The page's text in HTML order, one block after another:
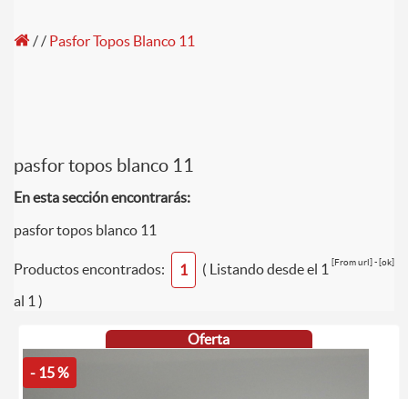
// Pasfor Topos Blanco 11
pasfor topos blanco 11
En esta sección encontrarás:
pasfor topos blanco 11
[From url] - [ok]
Productos encontrados: 1
( Listando desde el 1
al 1 )
Oferta
- 15 %